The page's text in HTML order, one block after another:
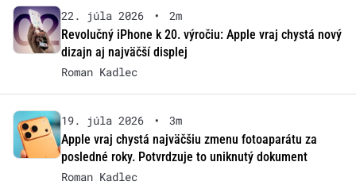
22. júla 2026 •
2m
Revolučný iPhone k 20. výročiu: Apple vraj chystá nový
dizajn aj najväčší displej
Roman Kadlec
19. júla 2026 •
3m
Apple vraj chystá najväčšiu zmenu fotoaparátu za
posledné roky. Potvrdzuje to uniknutý dokument
Roman Kadlec